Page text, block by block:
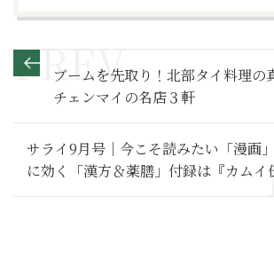
ブームを先取り！北部タイ料理の
チェンマイの名店３軒
サライ9月号｜今こそ読みたい「漫画
に効く「漢方＆薬膳」付録は『カムイ
品！